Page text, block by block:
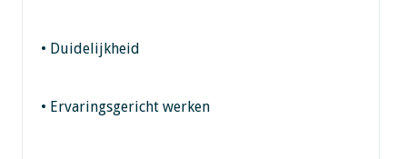
• Duidelijkheid
• Ervaringsgericht werken